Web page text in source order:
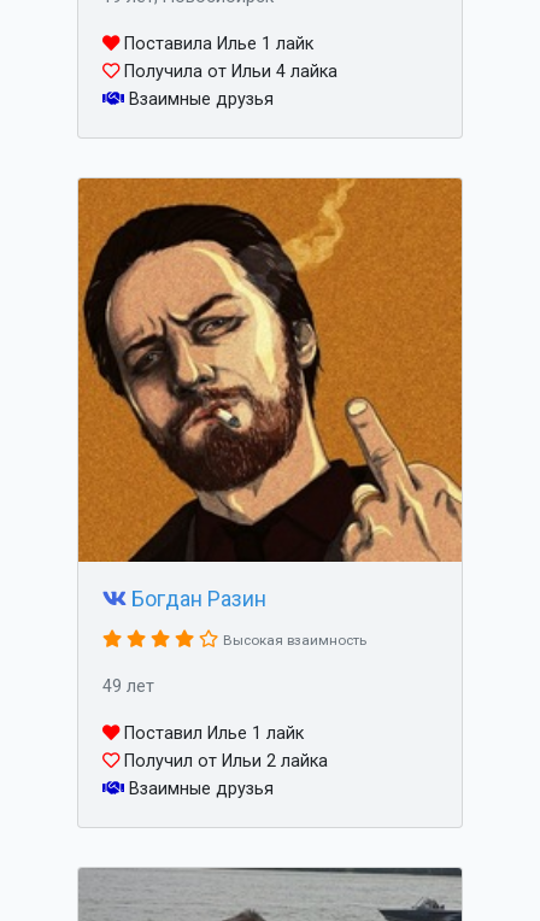
Поставила Илье 1 лайк
Получила от Ильи 4 лайка
Взаимные друзья
Богдан Разин
Высокая взаимность
49 лет
Поставил Илье 1 лайк
Получил от Ильи 2 лайка
Взаимные друзья